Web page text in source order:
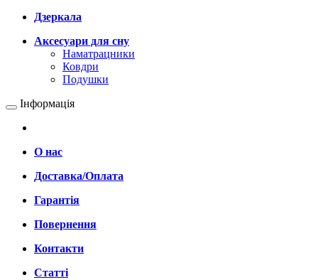
Дзеркала
Аксесуари для сну
Наматрацники
Ковдри
Подушки
Інформація
О нас
Доставка/Оплата
Гарантія
Повернення
Контакти
Статті